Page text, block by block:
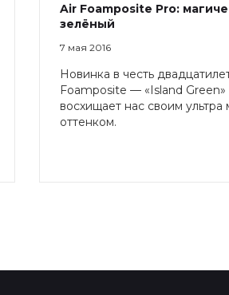
Air Foamposite Pro:
зелёный
7 мая 2016
Новинка в честь
Foamposite — «Island Green»
восхищает нас своим
оттенком.